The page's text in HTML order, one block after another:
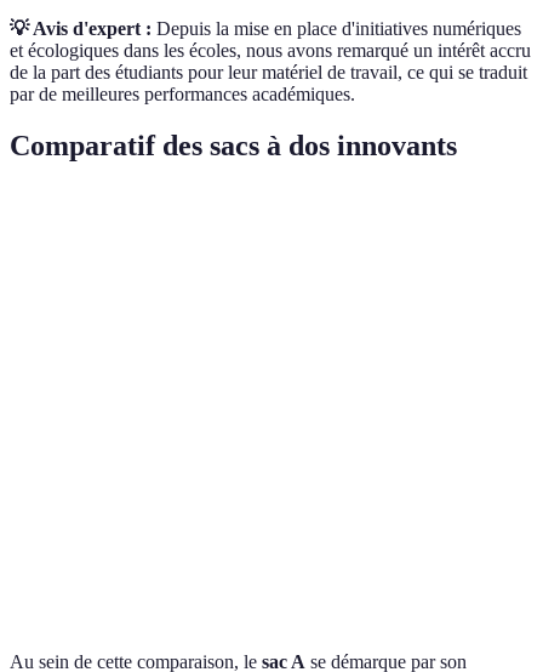
💡 Avis d'expert : Depuis la mise en place d'initiatives numériques
et écologiques dans les écoles, nous avons remarqué un intérêt accru
de la part des étudiants pour leur matériel de travail, ce qui se traduit
par de meilleures performances académiques.
Comparatif des sacs à dos innovants
Au sein de cette comparaison, le sac A se démarque par son